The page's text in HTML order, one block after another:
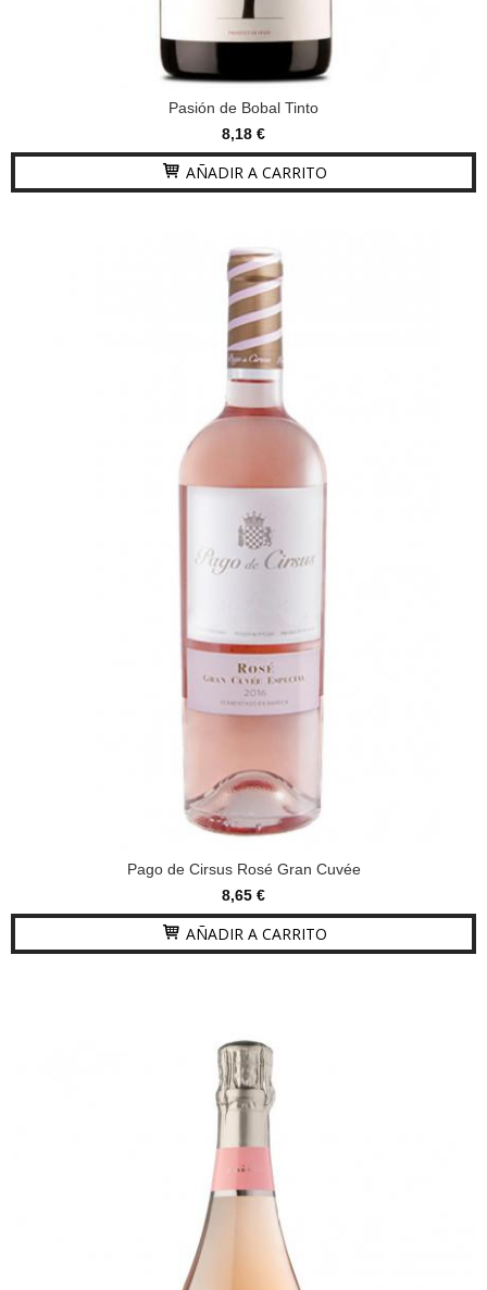
Pasión de Bobal Tinto
8,18 €
AÑADIR A CARRITO
Pago de Cirsus Rosé Gran Cuvée
8,65 €
AÑADIR A CARRITO